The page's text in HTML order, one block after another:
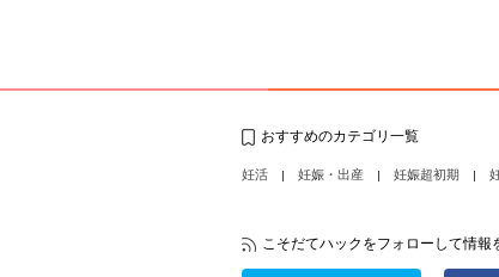
おすすめのカテゴリ一覧
妊活 妊娠・出産 妊娠超初期
こそだてハックをフォローして情報